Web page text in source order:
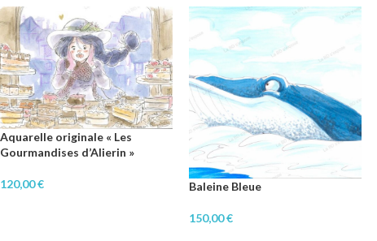
Aquarelle originale « Les
Gourmandises d’Alierin »
120,00€ Baleine Bleue
150,00€